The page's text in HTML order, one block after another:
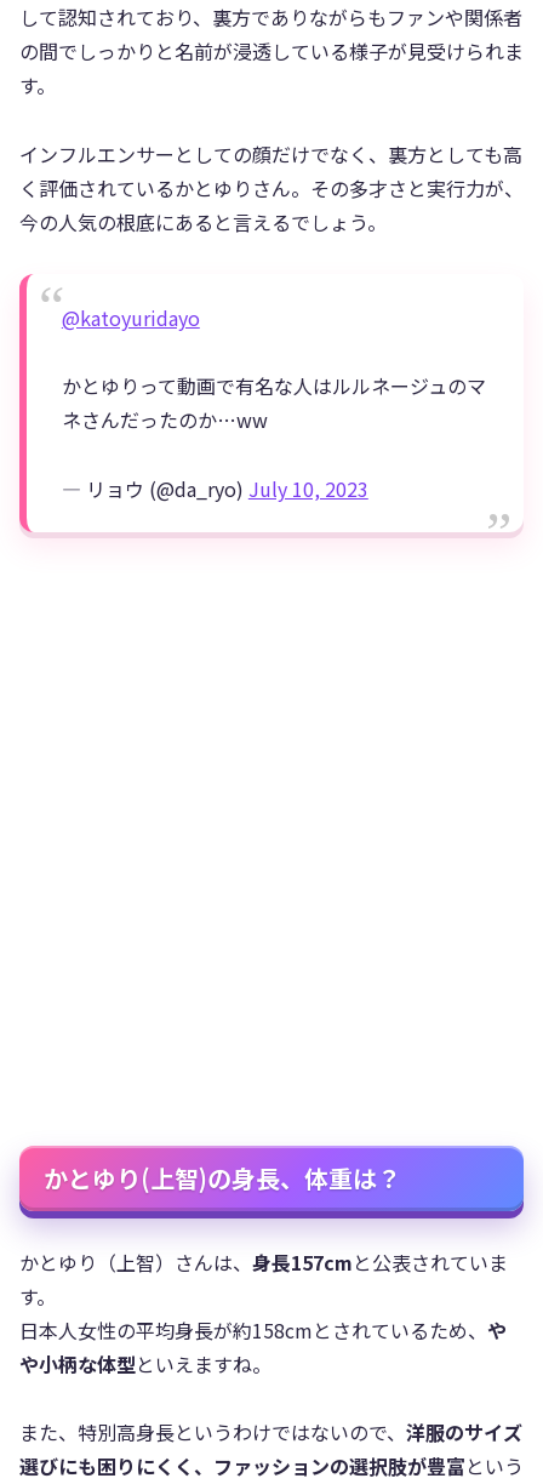
して認知されており、裏方でありながらもファンや関係者
の間でしっかりと名前が浸透している様子が見受けられま
す。
インフルエンサーとしての顔だけでなく、裏方としても高
く評価されているかとゆりさん。その多才さと実行力が、
今の人気の根底にあると言えるでしょう。
@katoyuridayo
かとゆりって動画で有名な人はルルネージュのマ
ネさんだったのか…ww
— リョウ (@da_ryo) July 10, 2023
かとゆり(上智)の身長、体重は？
かとゆり（上智）さんは、 身長157cmと公表されていま
す。
日本人女性の平均身長が約158cmとされているため、 や
や小柄な体型といえますね。
また、特別高身長というわけではないので、 洋服のサイズ
選びにも困りにくく、ファッションの選択肢が豊富という